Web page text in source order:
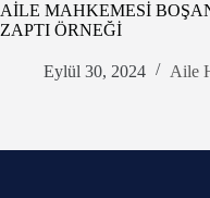
AİLE MAHKEMESİ
ZAPTI ÖRNEĞİ
Eylül 30, 2024 Aile